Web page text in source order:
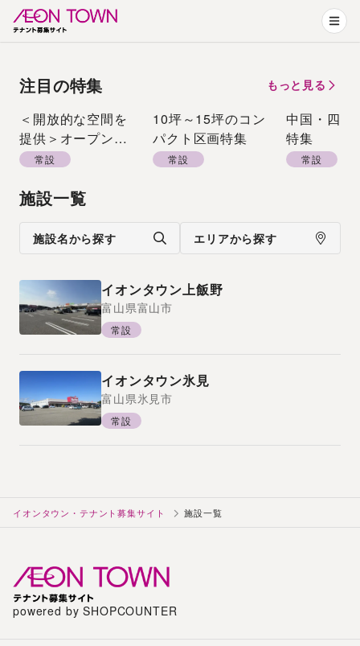
注目の特集 もっと見る
＜開放的な空間を
提供＞オープンエ
アーモール特集
常設
10坪～15坪のコン
パクト区画特集
常設
中国・四国
特集
常設
施設一覧
施設名から探す エリアから探す
イオンタウン上飯野
富山県富山市
常設
イオンタウン氷見
富山県氷見市
常設
イオンタウン・テナント募集サイト 施設一覧
powered by SHOPCOUNTER